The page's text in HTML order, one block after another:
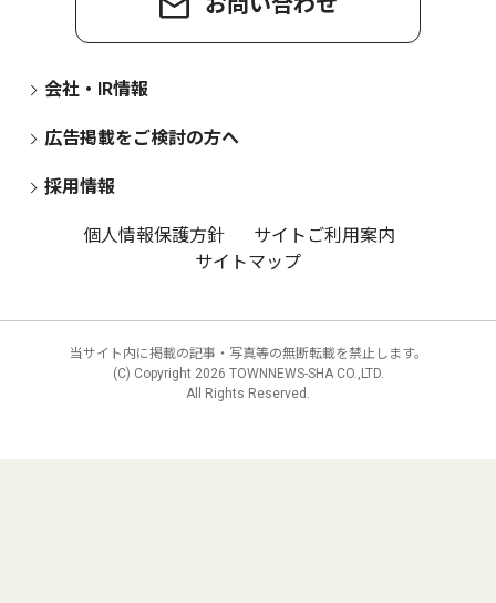
会社・IR情報
広告掲載をご検討の方へ
採用情報
個人情報保護方針
サイトご利用案内
サイトマップ
当サイト内に掲載の記事・写真等の無断転載を禁止します。
(C) Copyright 2026 TOWNNEWS-SHA CO.,LTD.
All Rights Reserved.